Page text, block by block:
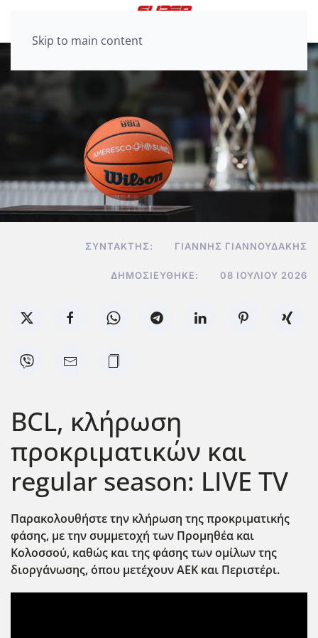
Skip to main content
ΣΥΝΤΆΚΤΗΣ: ΓΙΆΝΝΗΣ ΓΙΑΝΝΟΥΔΆΚΗΣ
ΔΗΜΟΣΙΕΎΘΗΚΕ: 08 ΙΟΥΛΊΟΥ 2026
BCL, κλήρωση
προκριματικών και
regular season: LIVE TV
Παρακολουθήστε την κλήρωση της προκριματικής
φάσης, με την συμμετοχή των Προμηθέα και
Κολοσσού, καθώς και της φάσης των ομίλων της
διοργάνωσης, όπου μετέχουν ΑΕΚ και Περιστέρι.